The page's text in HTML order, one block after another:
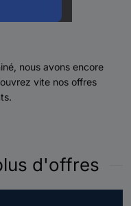
nous avons encore
vite nos offres
d'offres